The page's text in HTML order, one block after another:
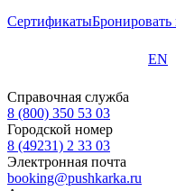
СертификатыБронировать
EN
Справочная служба
8 (800) 350 53 03
Городской номер
8 (49231) 2 33 03
Электронная почта
booking@pushkarka.ru